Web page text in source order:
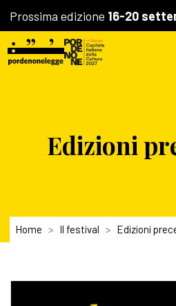
Prossima edizione 16-20
Edizioni
Home Il festival Edizioni